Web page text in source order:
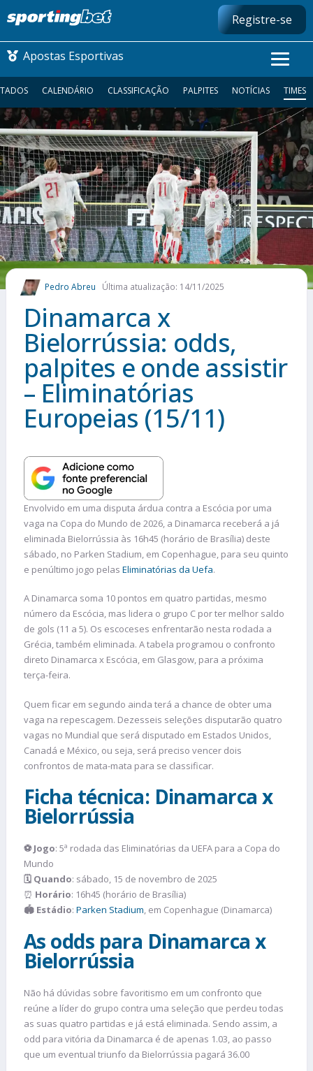
Registre-se
Apostas Esportivas
CONMEBOL LIBERTADORES
FUTEBOL NACIONAL
FUTEBOL INTERNACIONAL
COMO APOSTAR
MAIS ESPORTES
CALENDÁRIO CLASSIFICAÇÃO PALPITES NOTÍCIAS TIMES
Pedro Abreu Última atualização: 14/11/2025
Dinamarca x
Bielorrússia: odds,
palpites e onde assistir
– Eliminatórias
Europeias (15/11)
Envolvido em uma disputa árdua contra a Escócia por uma
vaga na Copa do Mundo de 2026, a Dinamarca receberá a já
eliminada Bielorrússia às 16h45 (horário de Brasília) deste
sábado, no Parken Stadium, em Copenhague, para seu quinto
e penúltimo jogo pelas Eliminatórias da Uefa.
A Dinamarca soma 10 pontos em quatro partidas, mesmo
número da Escócia, mas lidera o grupo C por ter melhor saldo
de gols (11 a 5). Os escoceses enfrentarão nesta rodada a
Grécia, também eliminada. A tabela programou o confronto
direto Dinamarca x Escócia, em Glasgow, para a próxima
terça-feira.
Quem ficar em segundo ainda terá a chance de obter uma
vaga na repescagem. Dezesseis seleções disputarão quatro
vagas no Mundial que será disputado em Estados Unidos,
Canadá e México, ou seja, será preciso vencer dois
confrontos de mata-mata para se classificar.
Ficha técnica: Dinamarca x
Bielorrússia
⚽ Jogo: 5ª rodada das Eliminatórias da UEFA para a Copa do
Mundo
🗓️ Quando: sábado, 15 de novembro de 2025
⏰ Horário: 16h45 (horário de Brasília)
🏟️ Estádio: Parken Stadium, em Copenhague (Dinamarca)
As odds para Dinamarca x
Bielorrússia
Não há dúvidas sobre favoritismo em um confronto que
reúne a líder do grupo contra uma seleção que perdeu todas
as suas quatro partidas e já está eliminada. Sendo assim, a
odd para vitória da Dinamarca é de apenas 1.03, ao passo
que um eventual triunfo da Bielorrússia pagará 36.00